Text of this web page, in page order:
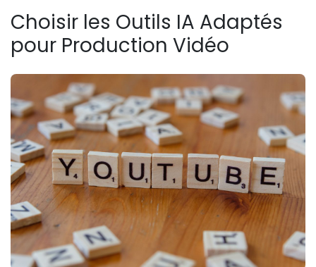
Choisir les Outils IA Adaptés
pour Production Vidéo